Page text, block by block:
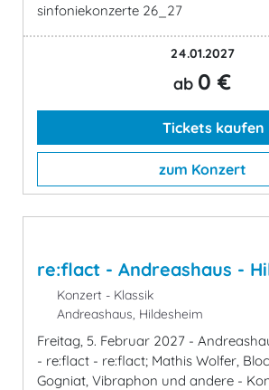
sinfoniekonzerte 26_27
24.01.2027
ab 0 €
Tickets kaufen
zum Konzert
re:flact - Andreashaus -
Konzert - Klassik
Andreashaus, Hildesheim
Freitag, 5. Februar 2027 -
- re:flact - re:flact; Mathis Wolfer,
Gogniat, Vibraphon und andere -